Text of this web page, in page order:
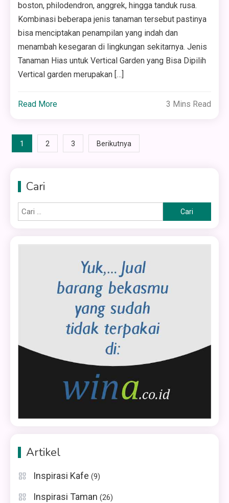
boston, philodendron, anggrek, hingga tanduk rusa.
Kombinasi beberapa jenis tanaman tersebut pastinya
bisa menciptakan penampilan yang indah dan
menambah kesegaran di lingkungan sekitarnya. Jenis
Tanaman Hias untuk Vertical Garden yang Bisa Dipilih
Vertical garden merupakan […]
Read More 3 Mins Read
Paginasi
1 2 3 Berikutnya
Cari
untuk:
Artikel
Inspirasi Kafe (9)
Inspirasi Taman (26)